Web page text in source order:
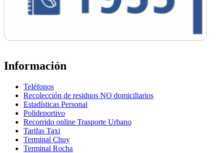
Información
Teléfonos
Recolección de residuos NO domiciliarios
Estadísticas Personal
Polideportivo
Recorrido online Trasporte Urbano
Tarifas Taxi
Terminal Chuy
Terminal Rocha